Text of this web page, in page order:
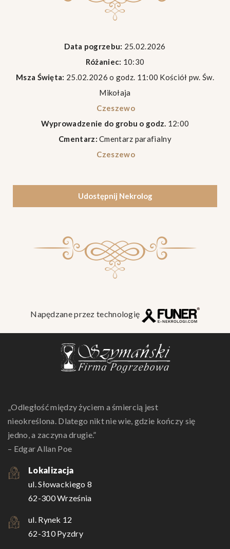
Data pogrzebu: 25.02.2026
Różaniec: 10:30
Msza Święta: 25.02.2026 o godz. 11:00 Kościół pw. Św.
Mikołaja
Czeszewo
Wyprowadzenie do grobu o godz. 12:00
Cmentarz: Cmentarz parafialny
Czeszewo
Udostępnij Nekrolog
Napędzane przez technologię
„Odległość między życiem a śmiercią jest
nieokreślona. Dlatego nikt nie wie, gdzie kończy się
jedno, a zaczyna drugie.”
– Edgar Allan Poe
Lokalizacja
ul. Słowackiego 8
62-300 Września
ul. Rynek 12
62-310 Pyzdry